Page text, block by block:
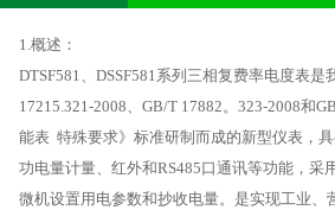
1.概述：
DTSF581、DSSF581系列三相复费率电度表是
17215.321-2008、GB/T 17882。323-2008和
能表 特殊要求》标准研制而成的新型仪表，
功电量计量、红外和RS485口通讯等功能，采
微机设置用电参数和抄收电量。是实现工业、